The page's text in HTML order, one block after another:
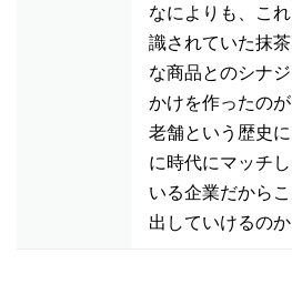
なによりも、こ
識されていた抹
な商品とのシナ
かけを作ったのが
老舗という歴史
に時代にマッチ
いる企業だから
出していけるの